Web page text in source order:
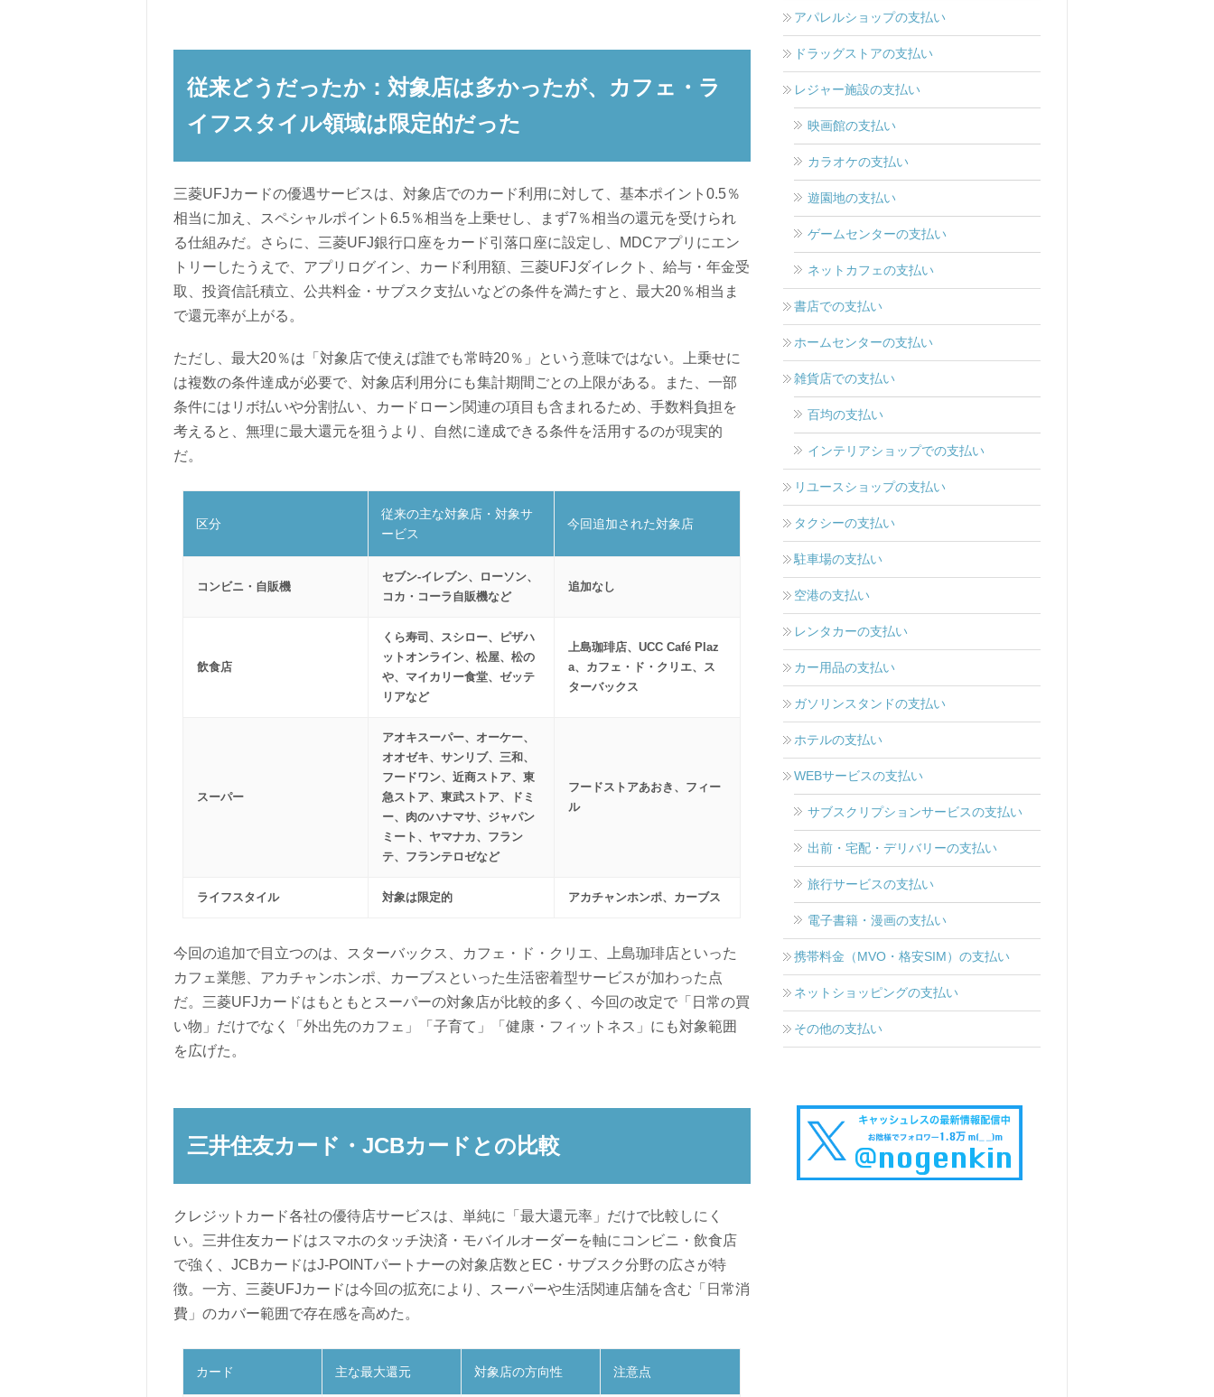
従来どうだったか：対象店は多かったが、カフェ・ラ
イフスタイル領域は限定的だった
三菱UFJカードの優遇サービスは、対象店でのカード利用に対して、基本ポイント0.5％
相当に加え、スペシャルポイント6.5％相当を上乗せし、まず7％相当の還元を受けられ
る仕組みだ。さらに、三菱UFJ銀行口座をカード引落口座に設定し、MDCアプリにエン
トリーしたうえで、アプリログイン、カード利用額、三菱UFJダイレクト、給与・年金受
取、投資信託積立、公共料金・サブスク支払いなどの条件を満たすと、最大20％相当ま
で還元率が上がる。
ただし、最大20％は「対象店で使えば誰でも常時20％」という意味ではない。上乗せに
は複数の条件達成が必要で、対象店利用分にも集計期間ごとの上限がある。また、一部
条件にはリボ払いや分割払い、カードローン関連の項目も含まれるため、手数料負担を
考えると、無理に最大還元を狙うより、自然に達成できる条件を活用するのが現実的
だ。
区分
従来の主な対象店・対象サ
ービス
今回追加された対象店
コンビニ・自販機
セブン-イレブン、ローソン、
コカ・コーラ自販機など
追加なし
飲食店
くら寿司、スシロー、ピザハ
ットオンライン、松屋、松の
や、マイカリー食堂、ゼッテ
リアなど
上島珈琲店、UCC Café Plaz
a、カフェ・ド・クリエ、ス
ターバックス
スーパー
アオキスーパー、オーケー、
オオゼキ、サンリブ、三和、
フードワン、近商ストア、東
急ストア、東武ストア、ドミ
ー、肉のハナマサ、ジャパン
ミート、ヤマナカ、フラン
テ、フランテロゼなど
フードストアあおき、フィー
ル
ライフスタイル 対象は限定的 アカチャンホンポ、カーブス
今回の追加で目立つのは、スターバックス、カフェ・ド・クリエ、上島珈琲店といった
カフェ業態、アカチャンホンポ、カーブスといった生活密着型サービスが加わった点
だ。三菱UFJカードはもともとスーパーの対象店が比較的多く、今回の改定で「日常の買
い物」だけでなく「外出先のカフェ」「子育て」「健康・フィットネス」にも対象範囲
を広げた。
三井住友カード・JCBカードとの比較
クレジットカード各社の優待店サービスは、単純に「最大還元率」だけで比較しにく
い。三井住友カードはスマホのタッチ決済・モバイルオーダーを軸にコンビニ・飲食店
で強く、JCBカードはJ-POINTパートナーの対象店数とEC・サブスク分野の広さが特
徴。一方、三菱UFJカードは今回の拡充により、スーパーや生活関連店舗を含む「日常消
費」のカバー範囲で存在感を高めた。
カード 主な最大還元 対象店の方向性 注意点
アパレルショップの支払い
ドラッグストアの支払い
レジャー施設の支払い
映画館の支払い
カラオケの支払い
遊園地の支払い
ゲームセンターの支払い
ネットカフェの支払い
書店での支払い
ホームセンターの支払い
雑貨店での支払い
百均の支払い
インテリアショップでの支払い
リユースショップの支払い
タクシーの支払い
駐車場の支払い
空港の支払い
レンタカーの支払い
カー用品の支払い
ガソリンスタンドの支払い
ホテルの支払い
WEBサービスの支払い
サブスクリプションサービスの支払い
出前・宅配・デリバリーの支払い
旅行サービスの支払い
電子書籍・漫画の支払い
携帯料金（MVO・格安SIM）の支払い
ネットショッピングの支払い
その他の支払い